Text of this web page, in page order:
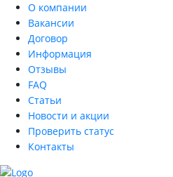
О компании
Вакансии
Договор
Информация
Отзывы
FAQ
Статьи
Новости и акции
Проверить статус
Контакты